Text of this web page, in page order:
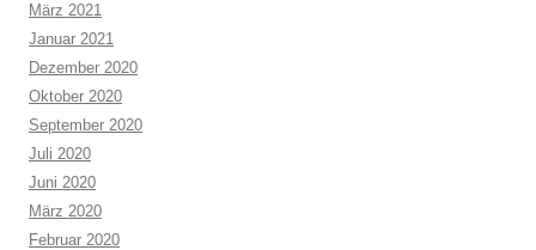
März 2021
Januar 2021
Dezember 2020
Oktober 2020
September 2020
Juli 2020
Juni 2020
März 2020
Februar 2020